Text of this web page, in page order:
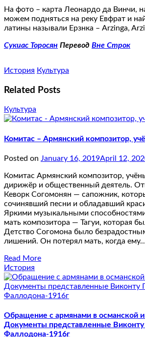
На фото – карта Леонардо да Винчи,
можем подняться на реку Евфрат и
латины называли Ерзнка – Arzinga,
Сукиас Торосян Перевод Вне Строк
История Культура
Related Posts
Культура
Комитас – Армянский композитор,
Posted on January 16, 2019April 12,
Комитас Армянский композитор,
дирижёр и общественный деятель.
Кеворк Согомонян — сапожник,
сочинявший песни и обладавший
Яркими музыкальными
мать композитора — Тагуи, которая
Детство Согомона было
лишений. Он потерял мать, когда ему…
Read More
История
Обращение с армянами в османской
Документы представленные Виконту
Фаллодона-1916г